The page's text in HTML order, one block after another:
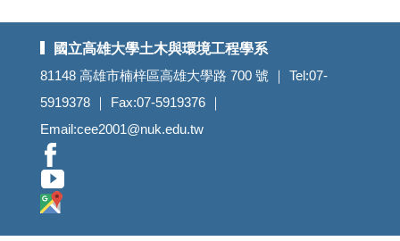
國立高雄大學土木與環境工程學系
81148 高雄市楠梓區高雄大學路 700 號 ｜ Tel:07-
5919378 ｜ Fax:07-5919376 ｜
Email:cee2001@nuk.edu.tw